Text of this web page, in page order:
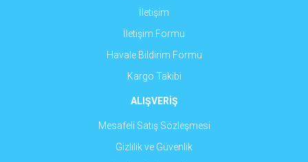
Gönder
İletişim
İletişim Formu
Havale Bildirim Formu
Kargo Takibi
ALIŞVERİŞ
Mesafeli Satış Sözleşmesi
Gizlilik ve Güvenlik